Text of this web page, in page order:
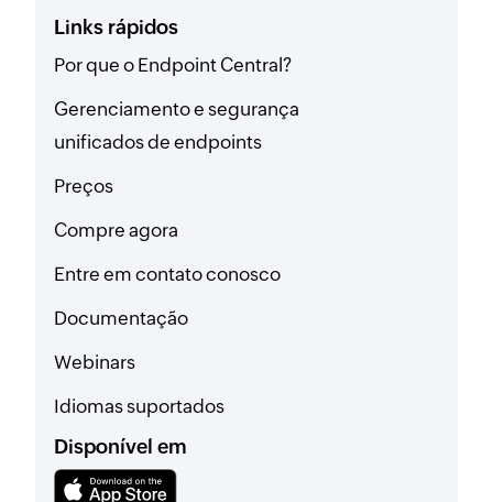
Links rápidos
Por que o Endpoint Central?
Gerenciamento e segurança
unificados de endpoints
Preços
Compre agora
Entre em contato conosco
Documentação
Webinars
Idiomas suportados
Disponível em